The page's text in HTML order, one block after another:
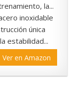
la...
inoxidable
única
estabilidad...
Ver en Amazon